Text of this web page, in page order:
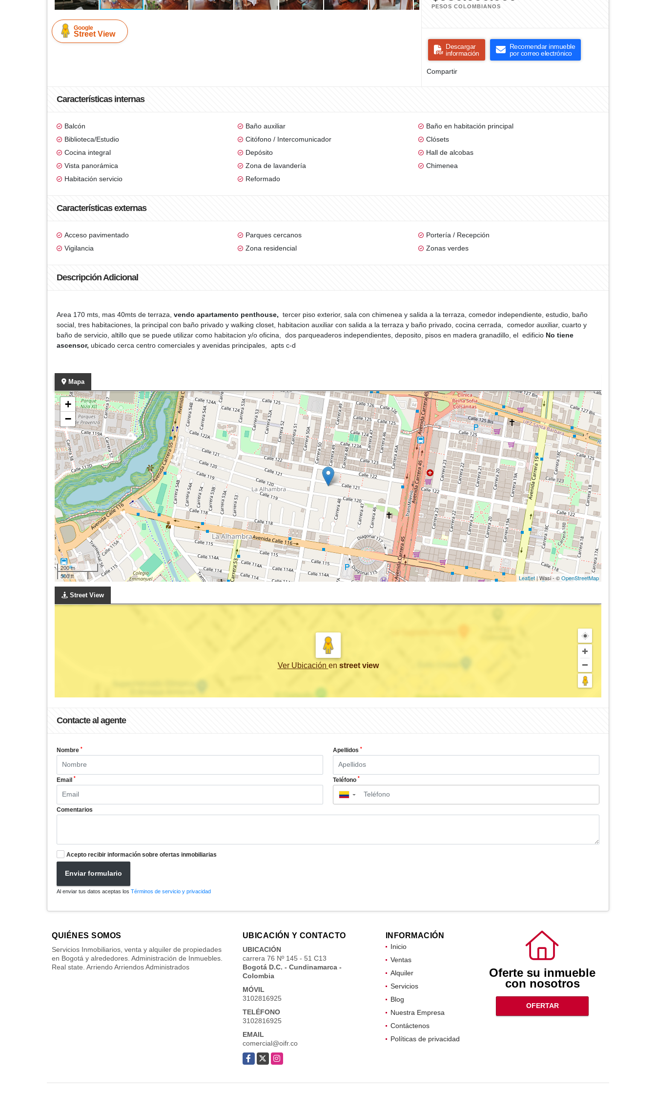
Google
Street View
PESOS COLOMBIANOS
Descargar
información
Recomendar inmueble
por correo electrónico
Compartir
Características internas
Balcón Baño auxiliar
Baño en habitación principal
Biblioteca/Estudio
Citófono / Intercomunicador
Clósets
Cocina integral
Depósito
Hall de alcobas
Vista panorámica
Zona de lavandería
Chimenea
Habitación servicio
Reformado
Características externas
Acceso pavimentado Parques cercanos
Portería / Recepción
Vigilancia
Zona residencial Zonas verdes
Descripción Adicional
Area 170 mts, mas 40mts de terraza, vendo apartamento penthouse, tercer piso exterior, sala con chimenea y salida a la terraza, comedor independiente, estudio, baño
social, tres habitaciones, la principal con baño privado y walking closet, habitacion auxiliar con salida a la terraza y baño privado, cocina cerrada, comedor auxiliar, cuarto y
baño de servicio, altillo que se puede utilizar como habitacion y/o oficina, dos parqueaderos independientes, deposito, pisos en madera granadillo, el edificio No tiene
ascensor, ubicado cerca centro comerciales y avenidas principales, apts c-d
Mapa
+
−
200 m
500 ft
Leaflet| Wasi - ©OpenStreetMap
Street View
Ver Ubicación en street view
Contacte al agente
Nombre * Apellidos *
Email * Teléfono *
▼
Comentarios
Acepto recibir información sobre ofertas inmobiliarias
Enviar formulario
Al enviar tus datos aceptas los Términos de servicio y privacidad
QUIÉNES SOMOS
Servicios Inmobiliarios, venta y alquiler de propiedades
en Bogotá y alrededores. Administración de Inmuebles.
Real state. Arriendo Arriendos Administrados
UBICACIÓN Y CONTACTO
UBICACIÓN
carrera 76 Nº 145 - 51 C13
Bogotá D.C. - Cundinamarca -
Colombia
MÓVIL
3102816925
TELÉFONO
3102816925
EMAIL
comercial@oifr.co
Facebook
X Instagram
INFORMACIÓN
Inicio
Ventas
Alquiler
Servicios
Blog
Nuestra Empresa
Contáctenos
Políticas de privacidad
Oferte su inmueble
con nosotros
OFERTAR